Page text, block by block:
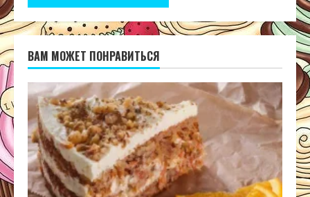
ВАМ МОЖЕТ ПОНРАВИТЬСЯ